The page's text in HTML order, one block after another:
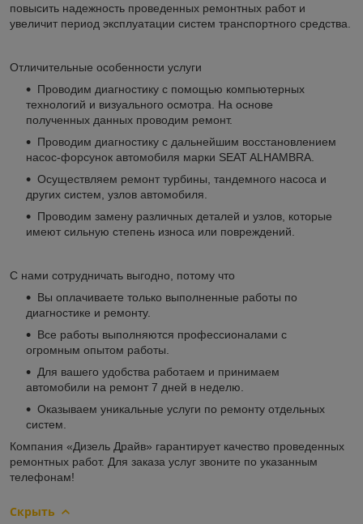
повысить надежность проведенных ремонтных работ и
увеличит период эксплуатации систем транспортного средства.
Отличительные особенности услуги
Проводим диагностику с помощью компьютерных
технологий и визуального осмотра. На основе
полученных данных проводим ремонт.
Проводим диагностику с дальнейшим восстановлением
насос-форсунок автомобиля марки SEAT ALHAMBRA.
Осуществляем ремонт турбины, тандемного насоса и
других систем, узлов автомобиля.
Проводим замену различных деталей и узлов, которые
имеют сильную степень износа или повреждений.
С нами сотрудничать выгодно, потому что
Вы оплачиваете только выполненные работы по
диагностике и ремонту.
Все работы выполняются профессионалами с
огромным опытом работы.
Для вашего удобства работаем и принимаем
автомобили на ремонт 7 дней в неделю.
Оказываем уникальные услуги по ремонту отдельных
систем.
Компания «Дизель Драйв» гарантирует качество проведенных
ремонтных работ. Для заказа услуг звоните по указанным
телефонам!
Скрыть